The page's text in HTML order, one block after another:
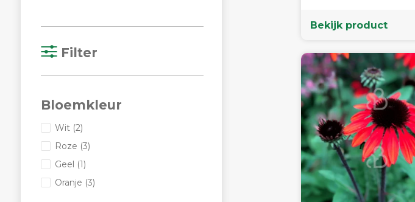
Filter
Bloemkleur
Wit (2)
Roze (3)
Geel (1)
Oranje (3)
Bekijk product